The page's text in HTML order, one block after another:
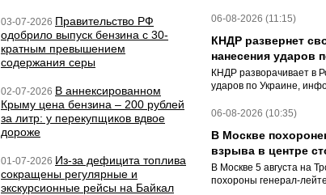
03-07-2026 Правительство РФ
одобрило выпуск бензина с 30-
кратным превышением
содержания серы
02-07-2026 В аннексированном
Крыму цена бензина – 200 рублей
за литр: у перекупщиков вдвое
дороже
01-07-2026 Из-за дефицита топлива
сокращены регулярные и
экскурсионные рейсы на Байкал
06-08-2026 (11:15)
КНДР развернет
нанесения ударов
КНДР разворачивает в
ударов по Украине,
06-08-2026 (10:35)
В Москве
взрыва в центре
В Москве 5 августа на
похороны генерал-